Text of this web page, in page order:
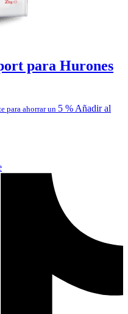
para Hurones
para ahorrar un 5 % Añadir al